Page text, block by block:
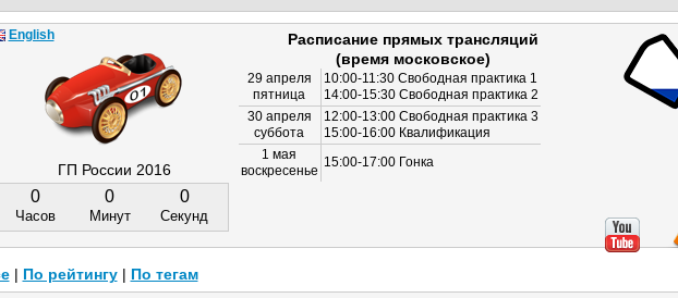
ГП России 2016
0
Часов
0
Минут
0
Секунд
Расписание прямых трансляций
(время московское)
29 апреля
пятница
10:00-11:30 Свободная практика 1
14:00-15:30 Свободная практика 2
30 апреля
суббота
12:00-13:00 Свободная практика 3
15:00-16:00 Квалификация
1 мая
воскресенье
15:00-17:00 Гонка
English
| По рейтингу| По тегам